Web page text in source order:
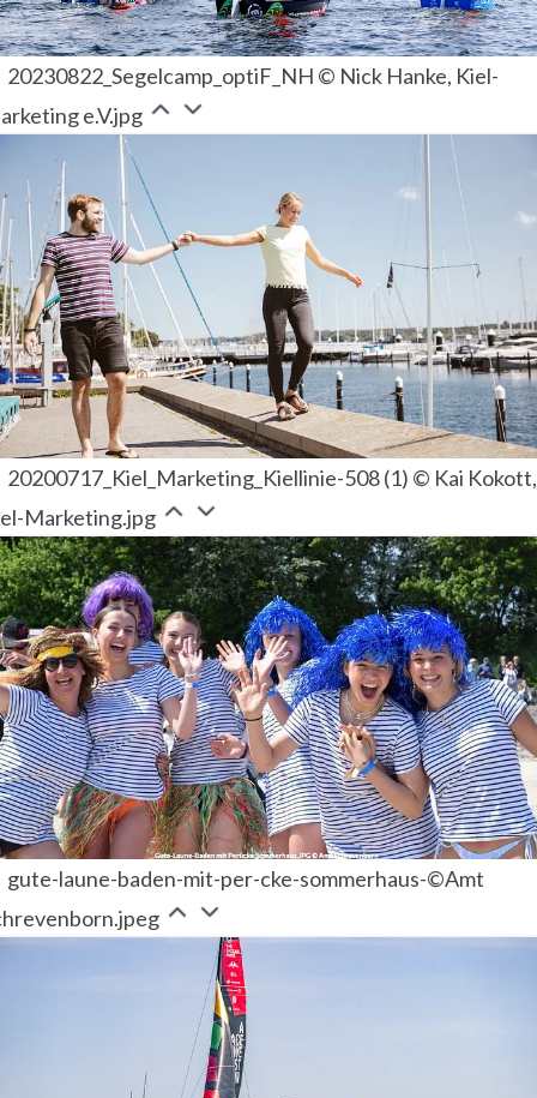
20230822_Segelcamp_optiF_NH © Nick Hanke, Kiel-
e.V.jpg
20200717_Kiel_Marketing_Kiellinie-508 (1) © Kai Kokott,
Marketing.jpg
gute-laune-baden-mit-per-cke-sommerhaus-©Amt